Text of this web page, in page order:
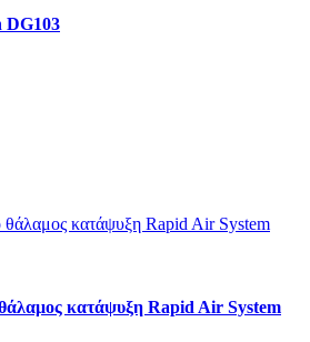
DG103
κατάψυξη Rapid Air System